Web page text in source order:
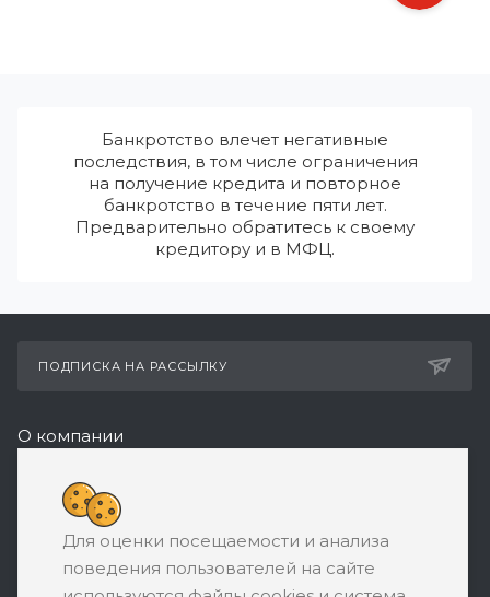
Банкротство влечет негативные
последствия, в том числе ограничения
на получение кредита и повторное
банкротство в течение пяти лет.
Предварительно обратитесь к своему
кредитору и в МФЦ.
ПОДПИСКА НА РАССЫЛКУ
О компании
Реквизиты
+7 (495) 532-05-11
ЗАКАЗАТЬ ЗВОНОК
support@ratingbankrotstva.ru
Для оценки посещаемости и анализа
поведения пользователей на сайте